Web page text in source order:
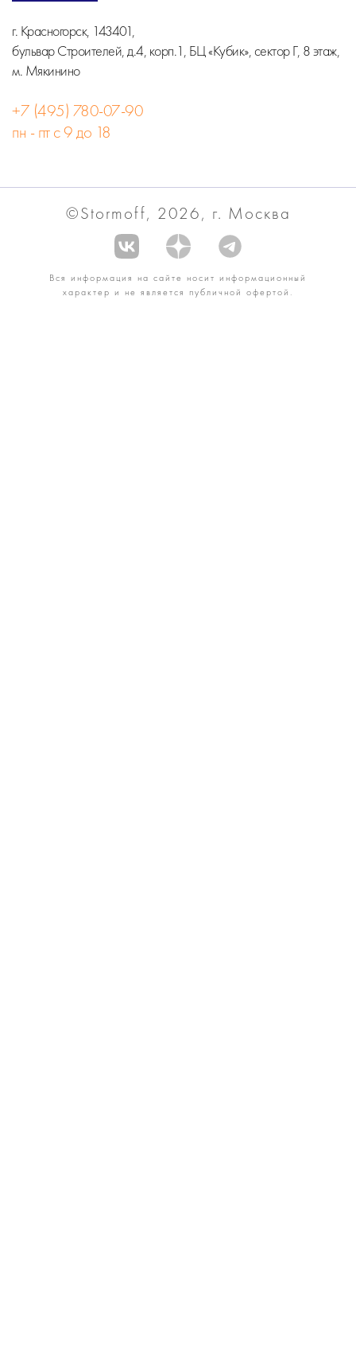
г. Красногорск, 143401,
бульвар Строителей, д.4, корп.1, БЦ «Кубик», сектор Г, 8 этаж,
м. Мякинино
+7 (495) 780-07-90
пн - пт с 9 до 18
©Stormoff, 2026, г. Москва
Вся информация на сайте носит информационный
характер и не является публичной офертой.